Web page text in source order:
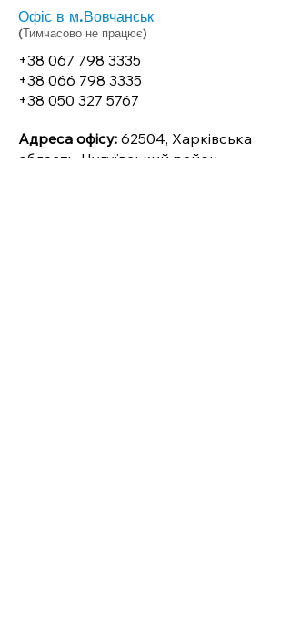
Офіс в м.Вовчанськ
(Тимчасово не працює)
+38 067 798 3335
+38 066 798 3335
+38 050 327 5767
Адреса офісу: 62504, Харківська
область, Чугуївський район,